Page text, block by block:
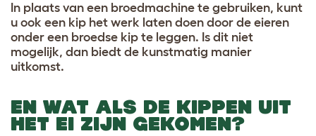
In plaats van een broedmachine te gebruiken, kunt
u ook een kip het werk laten doen door de eieren
onder een broedse kip te leggen. Is dit niet
mogelijk, dan biedt de kunstmatig manier
uitkomst.
EN WAT ALS DE KIPPEN UIT
HET EI ZIJN GEKOMEN?